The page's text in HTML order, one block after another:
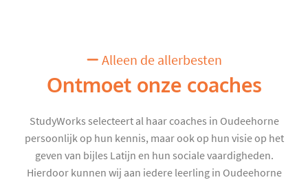
Alleen de allerbesten
Ontmoet onze coaches
StudyWorks selecteert al haar coaches in Oudeehorne
persoonlijk op hun kennis, maar ook op hun visie op het
geven van bijles Latijn en hun sociale vaardigheden.
Hierdoor kunnen wij aan iedere leerling in Oudeehorne